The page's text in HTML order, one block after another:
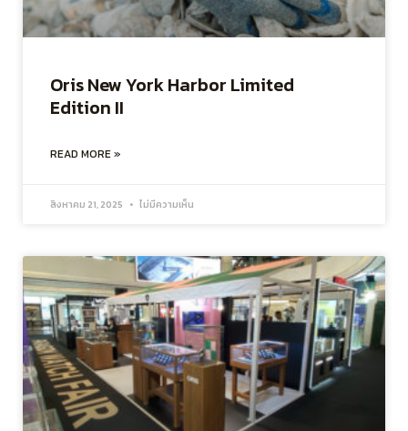
Oris New York Harbor Limited
Edition II
READ MORE »
สิงหาคม 21, 2025 ไม่มีความเห็น